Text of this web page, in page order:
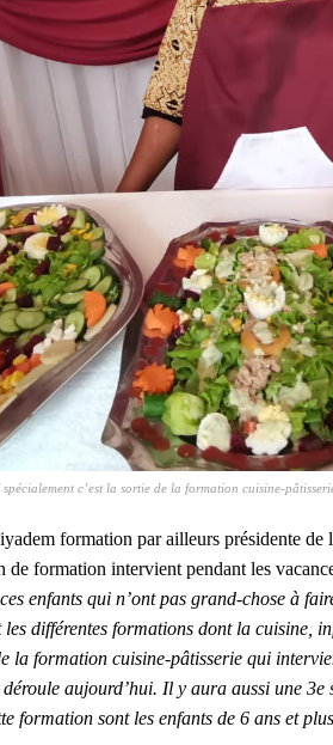
c’est la sortie de la formation cuisine-
formation par ailleurs présidente de
de formation intervient pendant les
enfants qui n’ont pas grand-chose à
différentes formations dont la cuisine,
la formation cuisine-pâtisserie qui
aujourd’hui. Il y aura aussi une
formation sont les enfants de 6 ans et